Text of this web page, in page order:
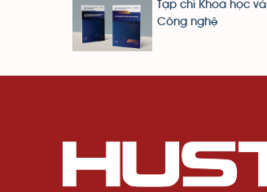
Tạp chí Khoa học và
Công nghệ